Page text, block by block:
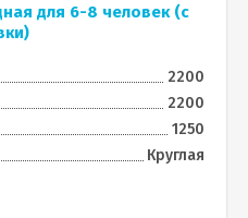
для 6-8 человек (с
2200
2200
1250
Круглая